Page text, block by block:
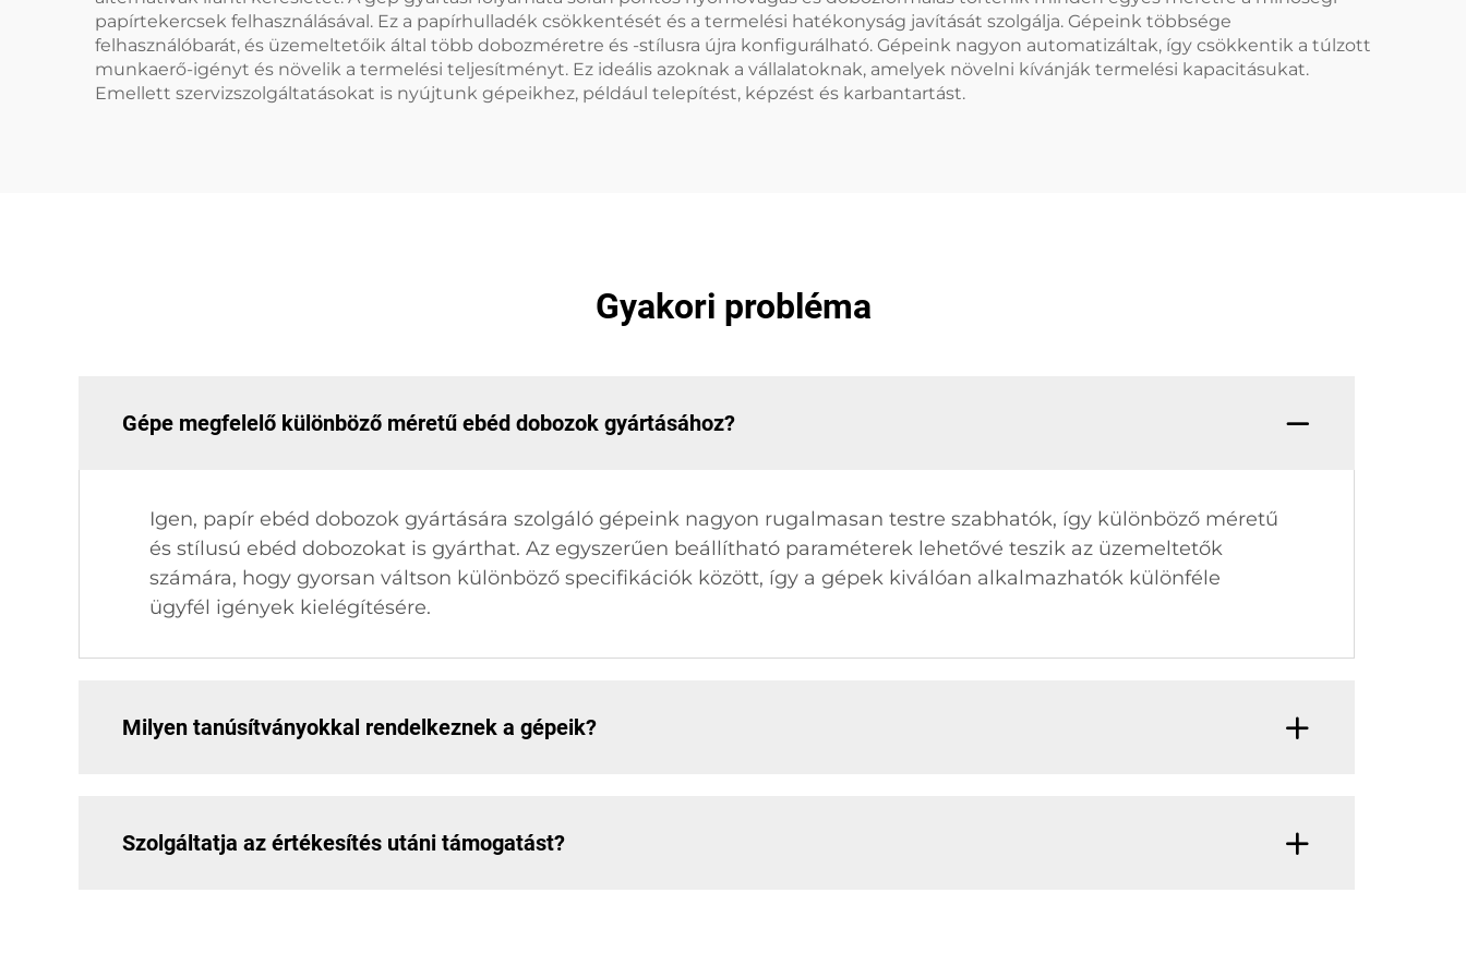
papírtekercsek felhasználásával. Ez a papírhulladék csökkentését és a termelési hatékonyság javítását szolgálja. Gépeink többsége
felhasználóbarát, és üzemeltetőik által több dobozméretre és -stílusra újra konfigurálható. Gépeink nagyon automatizáltak, így csökkentik a túlzott
munkaerő-igényt és növelik a termelési teljesítményt. Ez ideális azoknak a vállalatoknak, amelyek növelni kívánják termelési kapacitásukat.
Emellett szervizszolgáltatásokat is nyújtunk gépeikhez, például telepítést, képzést és karbantartást.
Gyakori probléma
Gépe megfelelő különböző méretű ebéd dobozok gyártásához?
Igen, papír ebéd dobozok gyártására szolgáló gépeink nagyon rugalmasan testre szabhatók, így különböző méretű
és stílusú ebéd dobozokat is gyárthat. Az egyszerűen beállítható paraméterek lehetővé teszik az üzemeltetők
számára, hogy gyorsan váltson különböző specifikációk között, így a gépek kiválóan alkalmazhatók különféle
ügyfél igények kielégítésére.
Milyen tanúsítványokkal rendelkeznek a gépeik?
Szolgáltatja az értékesítés utáni támogatást?